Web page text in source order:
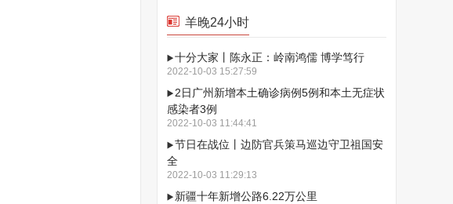
羊晚24小时
十分大家丨陈永正：岭南鸿儒 博学笃行
2022-10-03 15:27:59
2日广州新增本土确诊病例5例和本土无症状
感染者3例
2022-10-03 11:44:41
节日在战位丨边防官兵策马巡边守卫祖国安
全
2022-10-03 11:29:13
新疆十年新增公路6.22万公里